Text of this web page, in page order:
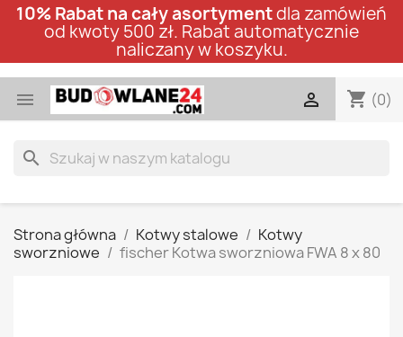
10% Rabat na cały asortymentdla zamówień
od kwoty 500 zł. Rabat automatycznie
naliczany w koszyku.
 shopping_cart (0)

search
Strona główna Kotwy stalowe
Kotwy
sworzniowe
fischer Kotwa sworzniowa FWA 8 x 80